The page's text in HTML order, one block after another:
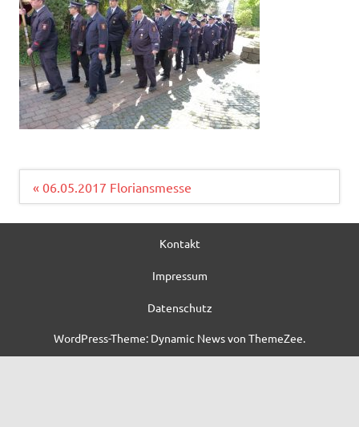
Beitragsnavigation
« 06.05.2017 Floriansmesse
Kontakt
Impressum
Datenschutz
WordPress-Theme: Dynamic News von ThemeZee.